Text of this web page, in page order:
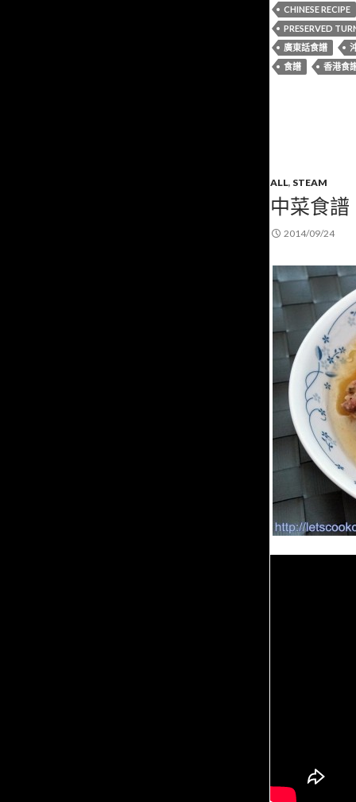
CHINESE RECIPE
PRESERVED
廣東話食譜
食譜
香港食
ALL, STEAM
中菜食
2014/09/24